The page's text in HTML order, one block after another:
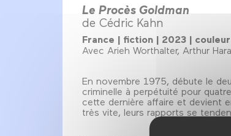
Le Procès Goldman
de Cédric Kahn
France | fiction | 2023 |
Avec Arieh Worthalter, Arthur
En novembre 1975, débute le
criminelle à perpétuité pour
cette dernière affaire et devient
très vite, leurs rapports se